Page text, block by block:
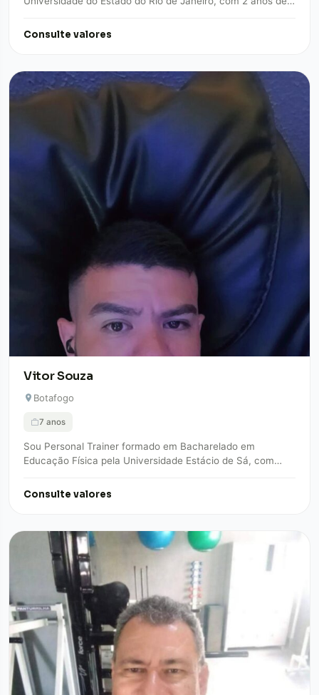
Consulte valores
Vitor Souza
Botafogo
7 anos
Sou Personal Trainer formado em Bacharelado em
Educação Física pela Universidade Estácio de Sá, com
de…
Consulte valores